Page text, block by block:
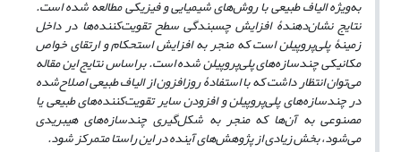
به‌ویژه الیاف طبیعی با روش‌های شیمیایی و فیزیکی مطالعه شده است.
نتایج نشان‌دهندۀ‌ افزایش چسبندگی سطح تقویت‌کننده‌ها در داخل
زمینۀ پلی‌پروپیلن است که منجر به افزایش استحکام و ارتقای خواص
مکانیکی چندسازه‌‌های پلی‌پروپیلن شده است. براساس نتایج این مقاله
‌‌می‌توان انتظار داشت که با استفادۀ روزافزون از الیاف طبیعی اصلاح‌شده
در چندسازه‌‌های ‌پلی‌پروپیلن و افزودن سایر تقویت‌کننده‌های طبیعی یا
مصنوعی به ‌آن‌ها که منجر به شکل‌گیری چندسازه‌‌های هیبریدی
می‌شود، بخش زیادی از پژوهش‌های آینده در این راستا متمرکز شود.